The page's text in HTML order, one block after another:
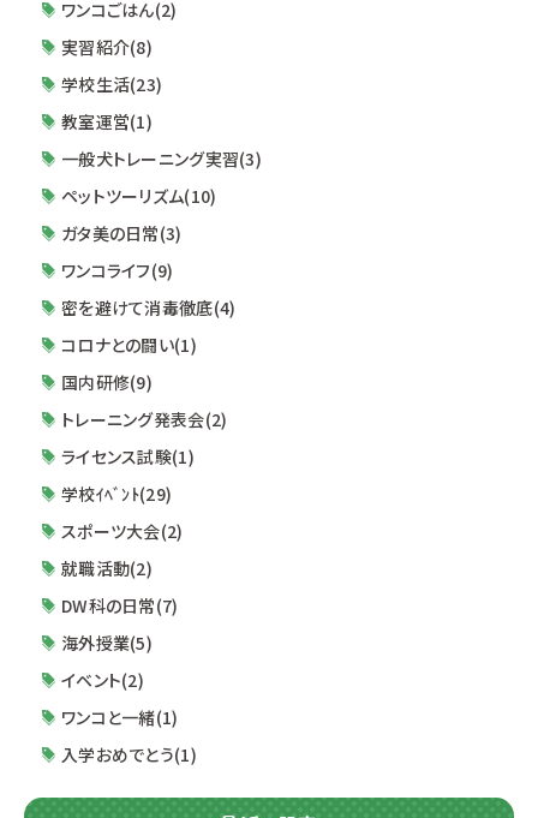
ワンコごはん(2)
実習紹介(8)
学校生活(23)
教室運営(1)
一般犬トレーニング実習(3)
ペットツーリズム(10)
ガタ美の日常(3)
ワンコライフ(9)
密を避けて消毒徹底(4)
コロナとの闘い(1)
国内研修(9)
トレーニング発表会(2)
ライセンス試験(1)
学校ｲﾍﾞﾝﾄ(29)
スポーツ大会(2)
就職活動(2)
DW科の日常(7)
海外授業(5)
イベント(2)
ワンコと一緒(1)
入学おめでとう(1)